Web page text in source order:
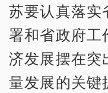
苏要认真落实
署和省政府
济发展摆在突
量发展的关键